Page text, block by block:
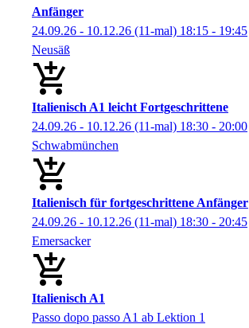
Anfänger
24.09.26 - 10.12.26 (11-mal) 18:15 - 19:45
Neusäß
Italienisch A1 leicht Fortgeschrittene
24.09.26 - 10.12.26 (11-mal) 18:30 - 20:00
Schwabmünchen
Italienisch für fortgeschrittene Anfänger
24.09.26 - 10.12.26 (11-mal) 18:30 - 20:45
Emersacker
Italienisch A1
Passo dopo passo A1 ab Lektion 1